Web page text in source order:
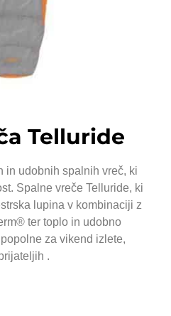
Telluride
in udobnih spalnih vreč, ki
Spalne vreče Telluride, ki
lupina v kombinaciji z
ter toplo in udobno
za vikend izlete,
.